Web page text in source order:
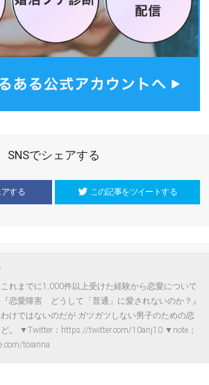
SNSでシェアする
する この記事をツイートする
れまでに1,000件以上受けた経験から恋愛について
恋愛障害 どうして「普通」に愛されないのか？』
わけではないのだが ガツガツしない男子のための恋
。 ▼Twitter：https://twitter.com/10anj10 ▼note；
toianna